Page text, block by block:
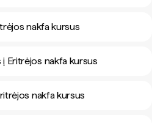
nakfa kursus
Eritrėjos nakfa kursus
nakfa kursus